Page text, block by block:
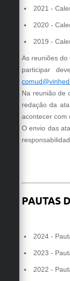
2021 -
2020 -
2019 -
As reuniões do
participar
Na reunião de
redação da
acontecer com
O envio das
PAUTAS
2024 -
2023 -
2022 -